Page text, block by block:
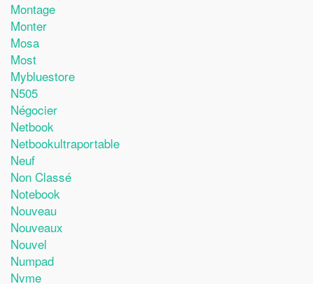
Montage
Monter
Mosa
Most
Mybluestore
N505
Négocier
Netbook
Netbookultraportable
Neuf
Non Classé
Notebook
Nouveau
Nouveaux
Nouvel
Numpad
Nvme